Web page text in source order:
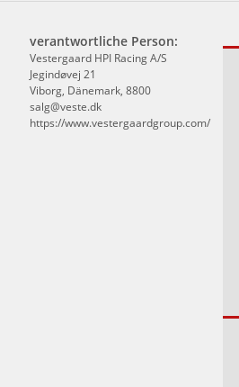
verantwortliche Person:
Vestergaard HPI Racing A/S
Jegindøvej 21
Viborg, Dänemark, 8800
salg@veste.dk
https://www.vestergaardgroup.com/